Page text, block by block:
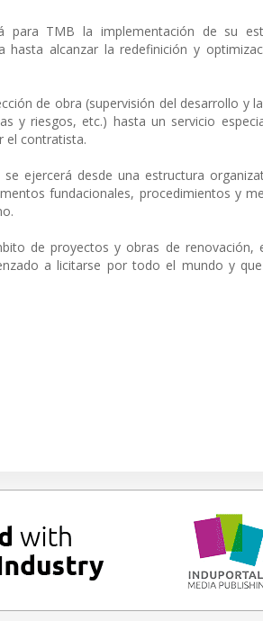
TMB la implementación de su
alcanzar la redefinición y
de obra (supervisión del desarrollo y
y riesgos, etc.) hasta un servicio
el contratista.
ejercerá desde una estructura
fundacionales, procedimientos y
de proyectos y obras de renovación,
a licitarse por todo el mundo y